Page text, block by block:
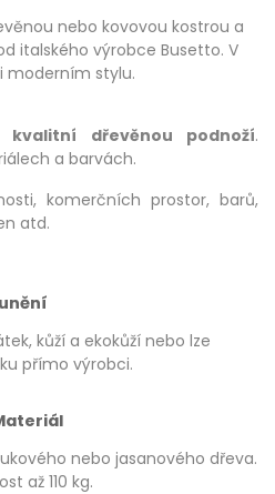
nebo kovovou kostrou a
italského výrobce Busetto. V
moderním stylu.
kvalitní dřevěnou podnoží.
a barvách.
komerčních prostor, barů,
atd.
kůží a ekokůží nebo lze
přímo výrobci.
nebo jasanového dřeva.
až 110 kg.